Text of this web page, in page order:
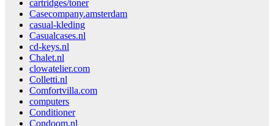
cartridges/toner
Casecompany.amsterdam
casual-kleding
Casualcases.nl
cd-keys.nl
Chalet.nl
clowatelier.com
Colletti.nl
Comfortvilla.com
computers
Conditioner
Condoom.nl